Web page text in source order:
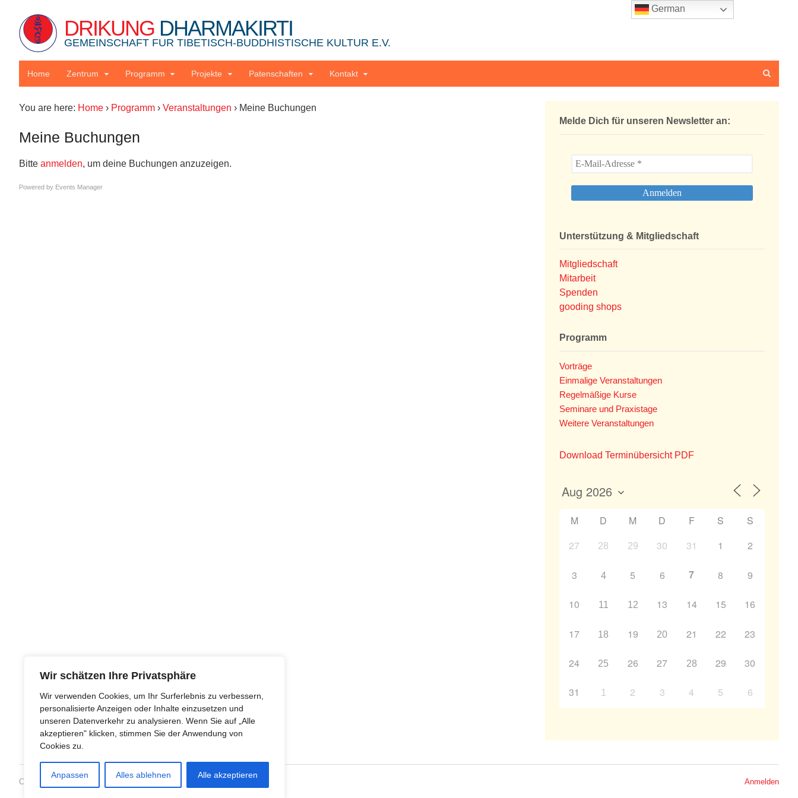
Wir schätzen Ihre Privatsphäre
Wir verwenden Cookies, um Ihr Surferlebnis zu verbessern,
personalisierte Anzeigen oder Inhalte einzusetzen und
unseren Datenverkehr zu analysieren. Wenn Sie auf „Alle
akzeptieren" klicken, stimmen Sie der Anwendung von
Cookies zu.
Anpassen Alles ablehnen Alle akzeptieren
DRIKUNG DHARMAKIRTI
GEMEINSCHAFT FUR TIBETISCH-BUDDHISTISCHE KULTUR E.V.
Home Zentrum Programm Projekte Patenschaften Kontakt
You are here: Home › Programm › Veranstaltungen › Meine Buchungen
Meine Buchungen
Bitte anmelden, um deine Buchungen anzuzeigen.
Powered by Events Manager
Melde Dich für unseren Newsletter an:
Unterstützung & Mitgliedschaft
Mitgliedschaft
Mitarbeit
Spenden
gooding shops
Programm
Vorträge
Einmalige Veranstaltungen
Regelmäßige Kurse
Seminare und Praxistage
Weitere Veranstaltungen
Download Terminübersicht PDF
M D M D F S
S
27
28 29 30 31 1 2
3 4 5 6 7 8 9
10 11 12 13 14 15 16
17 18 19 20 21 22 23
24 25 26 27 28 29 30
31 1 2 3 4 5 6
Copyright © 1993-2018 · All Rights Reserved · Dharmakirti e.V. Anmelden
German